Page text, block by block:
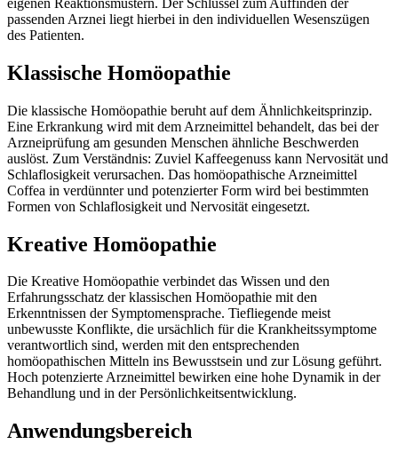
passenden Arznei liegt hierbei in den individuellen Wesenszügen
des Patienten.
Klassische Homöopathie
Die klassische Homöopathie beruht auf dem Ähnlichkeitsprinzip.
Eine Erkrankung wird mit dem Arzneimittel behandelt, das bei der
Arzneiprüfung am gesunden Menschen ähnliche Beschwerden
auslöst. Zum Verständnis: Zuviel Kaffeegenuss kann Nervosität und
Schlaflosigkeit verursachen. Das homöopathische Arzneimittel
Coffea in verdünnter und potenzierter Form wird bei bestimmten
Formen von Schlaflosigkeit und Nervosität eingesetzt.
Kreative Homöopathie
Die Kreative Homöopathie verbindet das Wissen und den
Erfahrungsschatz der klassischen Homöopathie mit den
Erkenntnissen der Symptomensprache. Tiefliegende meist
unbewusste Konflikte, die ursächlich für die Krankheitssymptome
verantwortlich sind, werden mit den entsprechenden
homöopathischen Mitteln ins Bewusstsein und zur Lösung geführt.
Hoch potenzierte Arzneimittel bewirken eine hohe Dynamik in der
Behandlung und in der Persönlichkeitsentwicklung.
Anwendungsbereich